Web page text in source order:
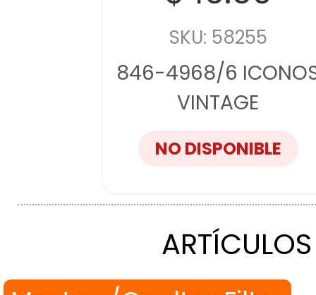
SKU: 58255
846-4968/6
VINTAGE
NO DISPONIBLE